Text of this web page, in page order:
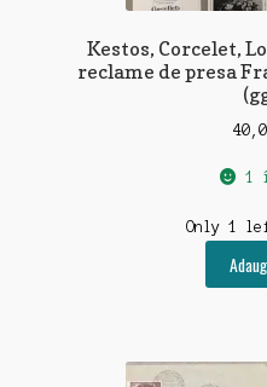
Kestos, Corcelet,
reclame de presa
1
Only 1